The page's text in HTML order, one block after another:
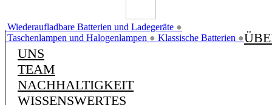
Wiederaufladbare Batterien und Ladegeräte ●
Taschenlampen und Halogenlampen ● Klassische Batterien ●
UNS
TEAM
NACHHALTIGKEIT
WISSENSWERTES